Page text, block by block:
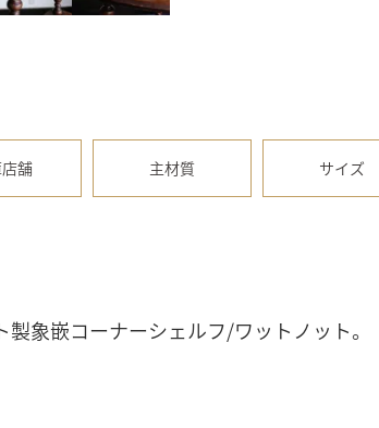
舗 主材質 サイズ
象嵌コーナーシェルフ/ワットノット。